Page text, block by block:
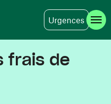
Urgences
frais de